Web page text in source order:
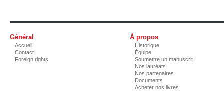
Général
Accueil
Contact
Foreign rights
À propos
Historique
Équipe
Soumettre un manuscrit
Nos lauréats
Nos partenaires
Documents
Acheter nos livres